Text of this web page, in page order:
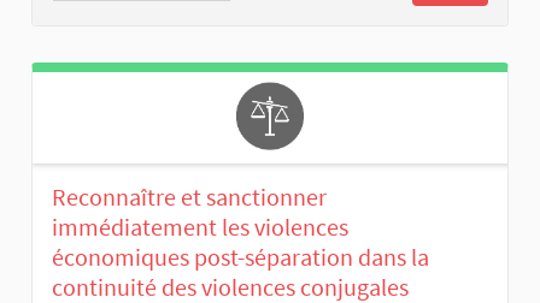
Reconnaître et sanctionner
immédiatement les violences
économiques post-séparation dans la
continuité des violences conjugales